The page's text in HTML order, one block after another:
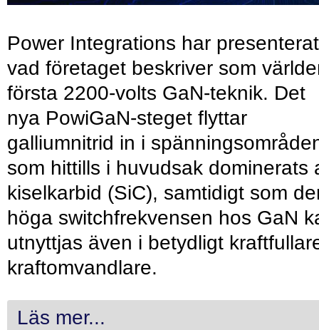
Power Integrations har presenterat
vad företaget beskriver som
första 2200-volts GaN-teknik. Det
nya PowiGaN-steget flyttar
galliumnitrid in i
som hittills i huvudsak dominerats
kiselkarbid (SiC), samtidigt som
höga switchfrekvensen hos GaN
utnyttjas även i betydligt
kraftomvandlare.
Läs mer...